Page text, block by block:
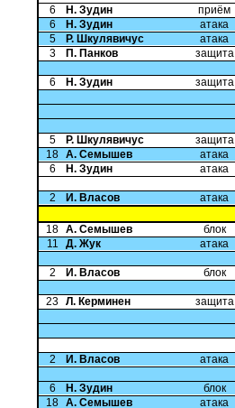
6 Н. Зудин
приём
6
Н. Зудин
атака
5
Р. Шкулявичус
атака
3
П. Панков защита
6 Н. Зудин защита
5 Р. Шкулявичус
защита
18 А. Семышев
атака
6
Н. Зудин атака
2 И. Власов атака
18 А. Семышев
блок
11
Д. Жук атака
2 И. Власов блок
23 Л. Керминен защита
2 И. Власов атака
6 Н. Зудин
блок
18 А. Семышев атака